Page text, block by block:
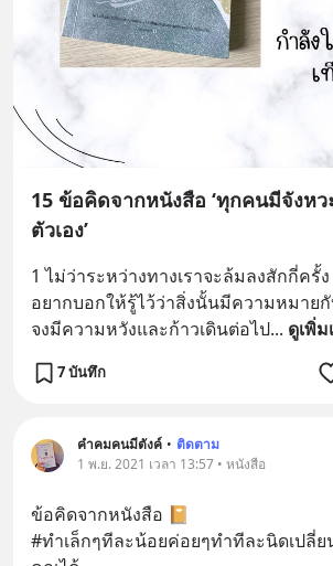
15 ข้อคิดจากหนังสือ ‘ทุกคนมีจังหว
ตัวเอง’
1 ไม่ว่าระหว่างทางเราจะล้มลงสักกี่ครั้ง
อยากบอกให้รู้ไว้ว่าสิ่งนั้นมีความหมายกั
จงมีความหวังและก้าวเดินต่อไป... ดูเพิ่ม
7 บันทึก
คำคมคนมีตังค์ • ติดตาม
1 พ.ย. 2021 เวลา 13:57 • หนังสือ
ข้อคิดจากหนังสือ 📔
#ทำเล็กๆทีละน้อยค่อยๆทำทีละนิดเปลี่